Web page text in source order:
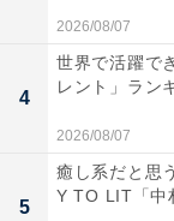
2026/08/07
4
世界で活躍で
レント」ラン
2026/08/07
5
癒し系だと思
Y TO LIT「中